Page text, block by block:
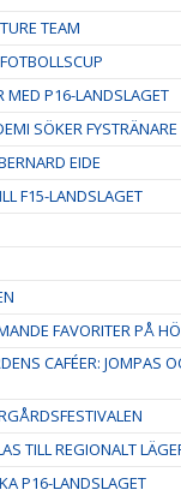
TEAM
MED P16-LANDSLAGET
SÖKER FYSTRÄNARE
EIDE
F15-LANDSLAGET
FAVORITER PÅ
CAFÉER: JOMPAS
TILL REGIONALT
P16-LANDSLAGET